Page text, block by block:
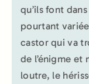
qu’ils font
pourtant
castor qui va
de l’énigme et
loutre, le